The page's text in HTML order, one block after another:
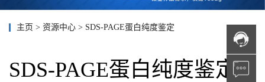
主页 > 资源中心 > SDS-PAGE蛋白纯度鉴定
SDS-PAGE蛋白纯度鉴定